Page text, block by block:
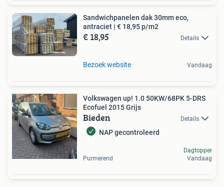
Sandwichpanelen dak 30mm eco,
antraciet | € 18,95 p/m2
€ 18,95 Details
Bezoek website Vandaag
Volkswagen up! 1.0 50KW/68PK 5-DRS
Ecofuel 2015 Grijs
Bieden Details
NAP gecontroleerd
Purmerend
Dagtopper
Vandaag